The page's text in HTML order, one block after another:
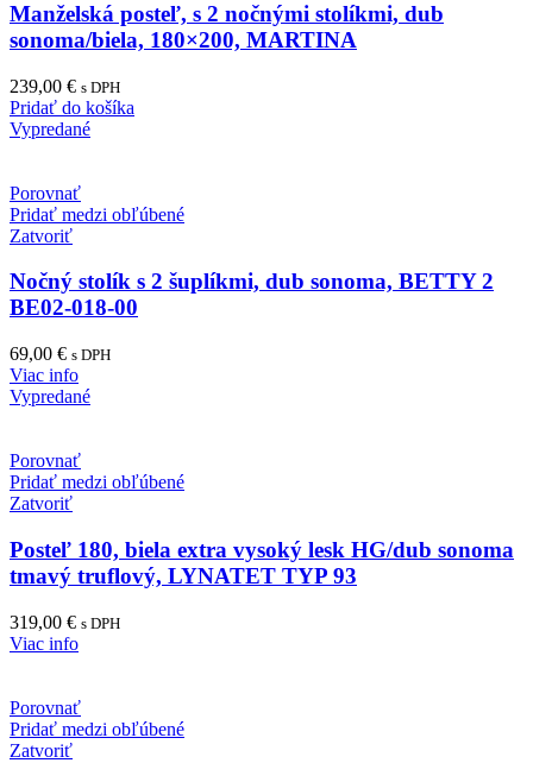
Manželská posteľ, s 2 nočnými stolíkmi, dub
sonoma/biela, 180×200, MARTINA
239,00 € s DPH
Pridať do košíka
Vypredané
Porovnať
Pridať medzi obľúbené
Zatvoriť
Nočný stolík s 2 šuplíkmi, dub sonoma, BETTY 2
BE02-018-00
69,00 € s DPH
Viac info
Vypredané
Porovnať
Pridať medzi obľúbené
Zatvoriť
Posteľ 180, biela extra vysoký lesk HG/dub sonoma
tmavý truflový, LYNATET TYP 93
319,00 € s DPH
Viac info
Porovnať
Pridať medzi obľúbené
Zatvoriť